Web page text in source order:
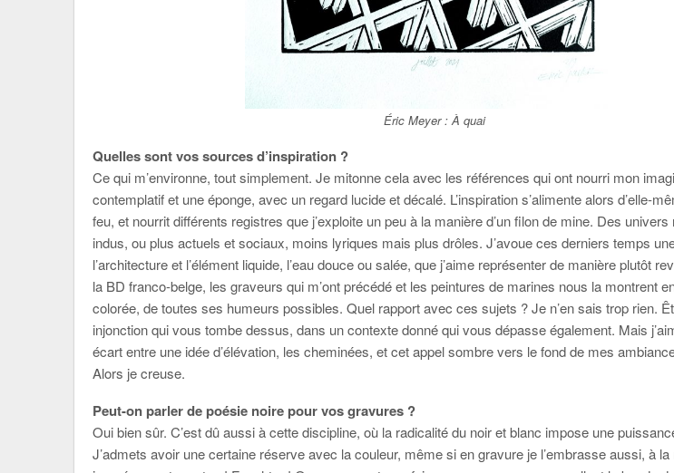
Éric Meyer :À quai
Quelles sont vos sources d’inspiration ?
Ce qui m’environne, tout simplement. Je mitonne cela avec les références qui ont nourri mon
contemplatif et une éponge, avec un regard lucide et décalé. L’inspiration s’alimente alors d’elle-
feu, et nourrit différents registres que j’exploite un peu à la manière d’un filon de mine. Des
indus, ou plus actuels et sociaux, moins lyriques mais plus drôles. J’avoue ces derniers temps
l’architecture et l’élément liquide, l’eau douce ou salée, que j’aime représenter de manière plutôt
la BD franco-belge, les graveurs qui m’ont précédé et les peintures de marines nous la montrent
colorée, de toutes ses humeurs possibles. Quel rapport avec ces sujets ? Je n’en sais trop rien.
injonction qui vous tombe dessus, dans un contexte donné qui vous dépasse également. Mais
écart entre une idée d’élévation, les cheminées, et cet appel sombre vers le fond de mes
Alors je creuse.
Peut-on parler de poésie noire pour vos gravures ?
Oui bien sûr. C’est dû aussi à cette discipline, où la radicalité du noir et blanc impose une
J’admets avoir une certaine réserve avec la couleur, même si en gravure je l’embrasse aussi, à